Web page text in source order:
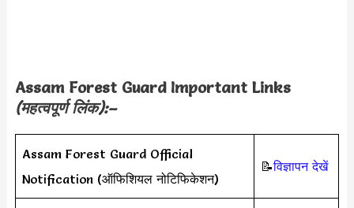
Assam Forest Guard Important Links
(महत्वपूर्ण लिंक):–
Assam Forest Guard Official
Notification (ऑफिशियल नोटिफिकेशन)
📝विज्ञापन देखें